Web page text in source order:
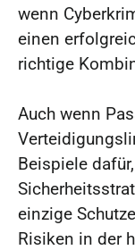
wenn
einen
richtige
Auch wenn
Beispiele
einzige
Risiken in der